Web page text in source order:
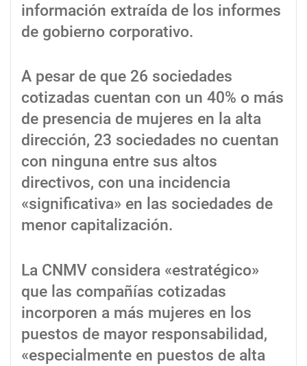
información extraída de los informes
de gobierno corporativo.
A pesar de que 26 sociedades
cotizadas cuentan con un 40% o más
de presencia de mujeres en la alta
dirección, 23 sociedades no cuentan
con ninguna entre sus altos
directivos, con una incidencia
«significativa» en las sociedades de
menor capitalización.
La CNMV considera «estratégico»
que las compañías cotizadas
incorporen a más mujeres en los
puestos de mayor responsabilidad,
«especialmente en puestos de alta